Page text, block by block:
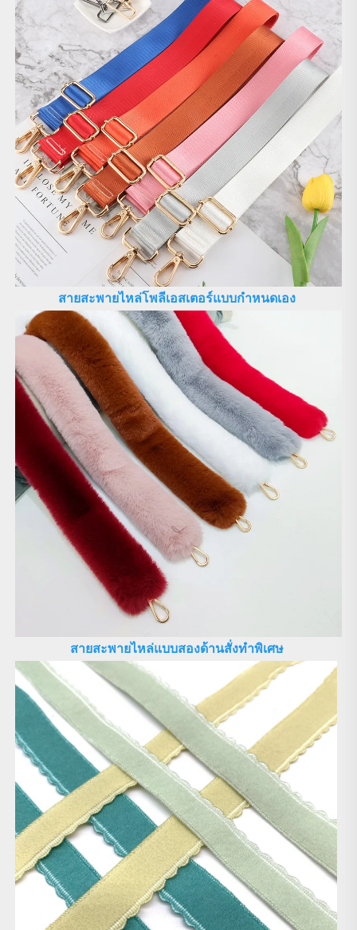
สายสะพายไหล่โพลีเอสเตอร์แบบกำหนดเอง
สายสะพายไหล่แบบสองด้านสั่งทำพิเศษ